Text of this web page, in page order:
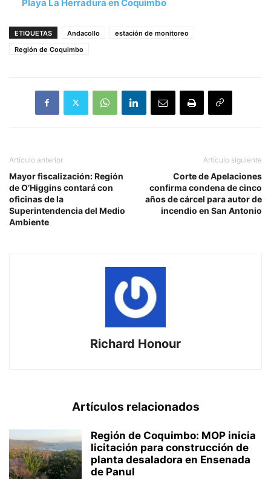
Playa La Herradura en Coquimbo
ETIQUETAS Andacollo
estación de monitoreo
Región de Coquimbo
Artículo anterior
Mayor fiscalización: Región
de O’Higgins contará con
oficinas de la
Superintendencia del Medio
Ambiente
Artículo siguiente
Corte de Apelaciones
confirma condena de cinco
años de cárcel para autor de
incendio en San Antonio
Richard Honour
Artículos relacionados
Región de Coquimbo: MOP inicia
licitación para construcción de
planta desaladora en Ensenada
de Panul